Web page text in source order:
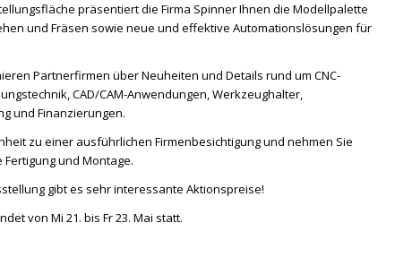
präsentiert die Firma Spinner Ihnen die Modellpalette
und Fräsen sowie neue und effektive Automationslösungen für
Partnerfirmen über Neuheiten und Details rund um CNC-
CAD/CAM-Anwendungen, Werkzeughalter,
und Finanzierungen.
zu einer ausführlichen Firmenbesichtigung und nehmen Sie
und Montage.
gibt es sehr interessante Aktionspreise!
von Mi 21. bis Fr 23. Mai statt.